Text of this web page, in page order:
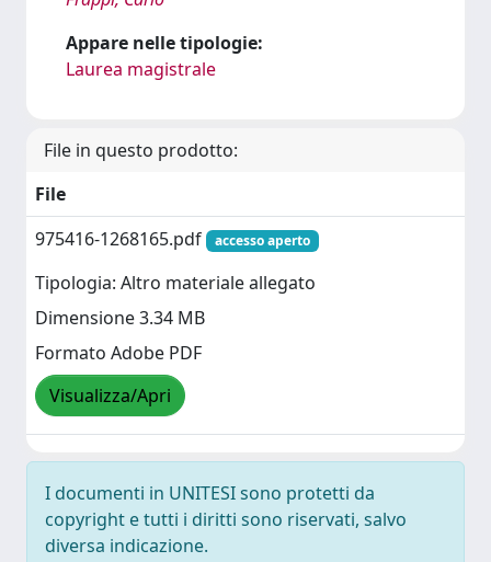
Appare nelle tipologie:
Laurea magistrale
File in questo prodotto:
File
975416-1268165.pdf
accesso aperto
Tipologia: Altro materiale allegato
Dimensione 3.34 MB
Formato Adobe PDF
Visualizza/Apri
I documenti in UNITESI sono protetti da
copyright e tutti i diritti sono riservati, salvo
diversa indicazione.